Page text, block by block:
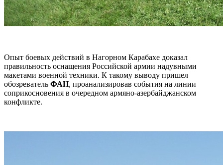
Опыт боевых действий в Нагорном Карабахе доказал
правильность оснащения Российской армии надувными
макетами военной техники. К такому выводу пришел
обозреватель ФАН, проанализировав события на линии
соприкосновения в очередном армяно-азербайджанском
конфликте.